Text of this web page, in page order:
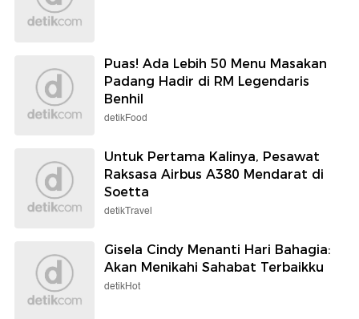
Puas! Ada Lebih 50 Menu Masakan
Padang Hadir di RM Legendaris
Benhil
detikFood
Untuk Pertama Kalinya, Pesawat
Raksasa Airbus A380 Mendarat di
Soetta
detikTravel
Gisela Cindy Menanti Hari Bahagia:
Akan Menikahi Sahabat Terbaikku
detikHot